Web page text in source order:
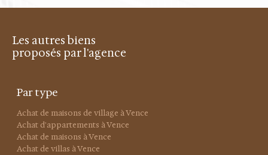
Les autres biens
proposés par l'agence
Par type
Achat de maisons de village à Vence
Achat d'appartements à Vence
Achat de maisons à Vence
Achat de villas à Vence